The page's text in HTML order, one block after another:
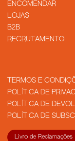
​ENCOMENDAR
LOJAS
B2B
RECRUTAMENTO
TERMOS E
POLÍTICA DE
POLÍTICA DE
POLÍTICA DE
Livro de Reclamações